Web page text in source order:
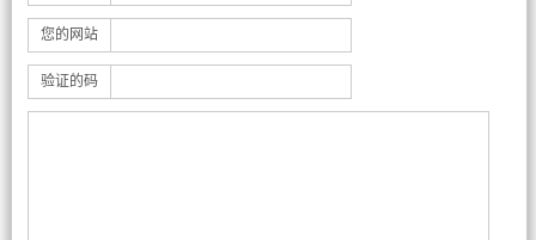
您的网站
验证的码